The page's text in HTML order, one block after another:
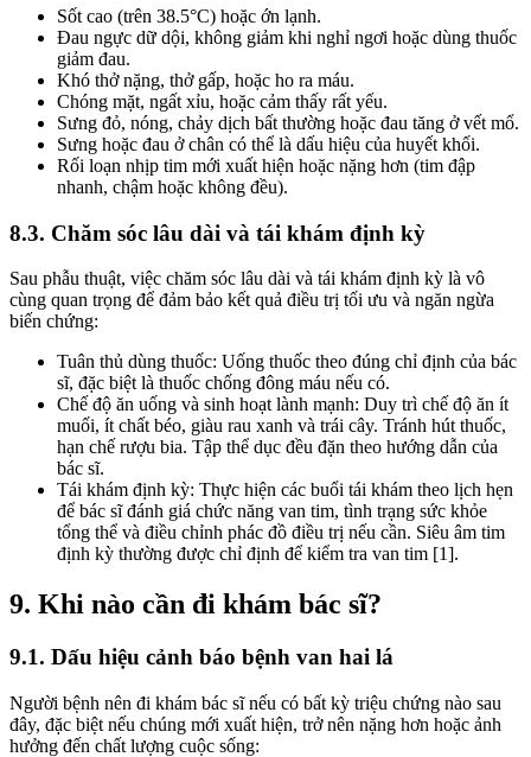
Sốt cao (trên 38.5°C) hoặc ớn lạnh.
Đau ngực dữ dội, không giảm khi nghỉ ngơi hoặc dùng thuốc
giảm đau.
Khó thở nặng, thở gấp, hoặc ho ra máu.
Chóng mặt, ngất xỉu, hoặc cảm thấy rất yếu.
Sưng đỏ, nóng, chảy dịch bất thường hoặc đau tăng ở vết mổ.
Sưng hoặc đau ở chân có thể là dấu hiệu của huyết khối.
Rối loạn nhịp tim mới xuất hiện hoặc nặng hơn (tim đập
nhanh, chậm hoặc không đều).
8.3. Chăm sóc lâu dài và tái khám định kỳ
Sau phẫu thuật, việc chăm sóc lâu dài và tái khám định kỳ là vô
cùng quan trọng để đảm bảo kết quả điều trị tối ưu và ngăn ngừa
biến chứng:
Tuân thủ dùng thuốc: Uống thuốc theo đúng chỉ định của bác
sĩ, đặc biệt là thuốc chống đông máu nếu có.
Chế độ ăn uống và sinh hoạt lành mạnh: Duy trì chế độ ăn ít
muối, ít chất béo, giàu rau xanh và trái cây. Tránh hút thuốc,
hạn chế rượu bia. Tập thể dục đều đặn theo hướng dẫn của
bác sĩ.
Tái khám định kỳ: Thực hiện các buổi tái khám theo lịch hẹn
để bác sĩ đánh giá chức năng van tim, tình trạng sức khỏe
tổng thể và điều chỉnh phác đồ điều trị nếu cần. Siêu âm tim
định kỳ thường được chỉ định để kiểm tra van tim [1].
9. Khi nào cần đi khám bác sĩ?
9.1. Dấu hiệu cảnh báo bệnh van hai lá
Người bệnh nên đi khám bác sĩ nếu có bất kỳ triệu chứng nào sau
đây, đặc biệt nếu chúng mới xuất hiện, trở nên nặng hơn hoặc ảnh
hưởng đến chất lượng cuộc sống: